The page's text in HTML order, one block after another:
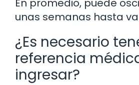
En promedio, puede
unas semanas hasta
¿Es necesario
referencia
ingresar?